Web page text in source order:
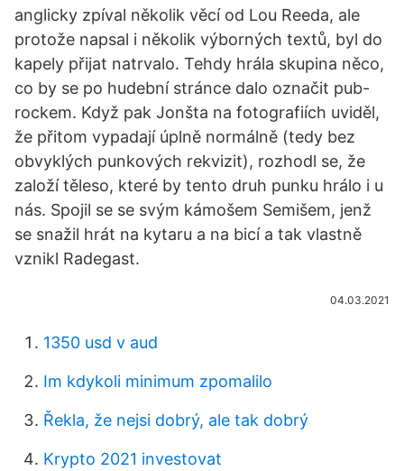
anglicky zpíval několik věcí od Lou Reeda, ale
protože napsal i několik výborných textů, byl do
kapely přijat natrvalo. Tehdy hrála skupina něco,
co by se po hudební stránce dalo označit pub-
rockem. Když pak Jonšta na fotografiích uviděl,
že přitom vypadají úplně normálně (tedy bez
obvyklých punkových rekvizit), rozhodl se, že
založí těleso, které by tento druh punku hrálo i u
nás. Spojil se se svým kámošem Semišem, jenž
se snažil hrát na kytaru a na bicí a tak vlastně
vznikl Radegast.
04.03.2021
1350 usd v aud
Im kdykoli minimum zpomalilo
Řekla, že nejsi dobrý, ale tak dobrý
Krypto 2021 investovat